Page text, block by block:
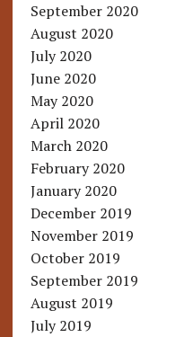
September 2020
August 2020
July 2020
June 2020
May 2020
April 2020
March 2020
February 2020
January 2020
December 2019
November 2019
October 2019
September 2019
August 2019
July 2019